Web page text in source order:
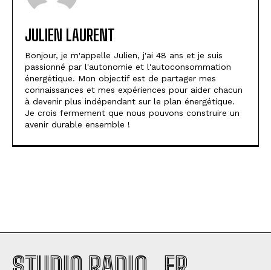
JULIEN LAURENT
Bonjour, je m'appelle Julien, j'ai 48 ans et je suis
passionné par l'autonomie et l'autoconsommation
énergétique. Mon objectif est de partager mes
connaissances et mes expériences pour aider chacun
à devenir plus indépendant sur le plan énergétique.
Je crois fermement que nous pouvons construire un
avenir durable ensemble !